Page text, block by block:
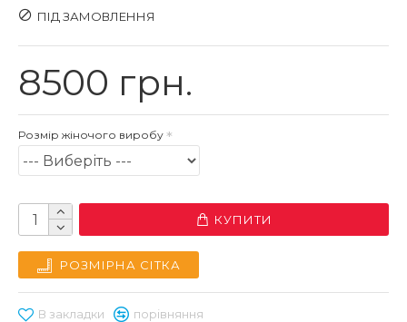
8500 грн.
ПІД ЗАМОВЛЕННЯ
Розмір жіночого виробу
КУПИТИ
РОЗМІРНА СІТКА
В закладки порівняння